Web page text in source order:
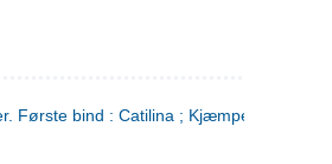
Første bind : Catilina ; Kjæmpehøien ;